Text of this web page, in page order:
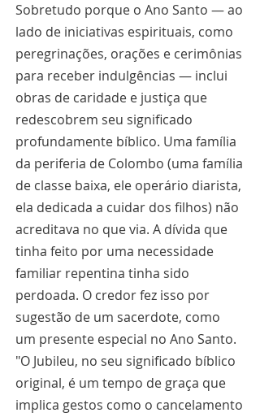
Sobretudo porque o Ano Santo — ao
lado de iniciativas espirituais, como
peregrinações, orações e cerimônias
para receber indulgências — inclui
obras de caridade e justiça que
redescobrem seu significado
profundamente bíblico. Uma família
da periferia de Colombo (uma família
de classe baixa, ele operário diarista,
ela dedicada a cuidar dos filhos) não
acreditava no que via. A dívida que
tinha feito por uma necessidade
familiar repentina tinha sido
perdoada. O credor fez isso por
sugestão de um sacerdote, como
um presente especial no Ano Santo.
"O Jubileu, no seu significado bíblico
original, é um tempo de graça que
implica gestos como o cancelamento